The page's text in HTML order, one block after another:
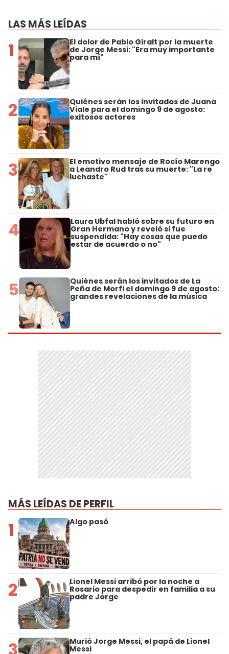
LAS MÁS LEÍDAS
1 El dolor de Pablo Giralt por la muerte
de Jorge Messi: "Era muy importante
para mí"
2 Quiénes serán los invitados de Juana
Viale para el domingo 9 de agosto:
exitosos actores
3 El emotivo mensaje de Rocío Marengo
a Leandro Rud tras su muerte: "La re
luchaste"
4 Laura Ubfal habló sobre su futuro en
Gran Hermano y reveló si fue
suspendida: "Hay cosas que puedo
estar de acuerdo o no"
5 Quiénes serán los invitados de La
Peña de Morfi el domingo 9 de agosto:
grandes revelaciones de la música
MÁS LEÍDAS DE PERFIL
1 Algo pasó
2 Lionel Messi arribó por la noche a
Rosario para despedir en familia a su
padre Jorge
Murió Jorge Messi, el papá de Lionel
Messi